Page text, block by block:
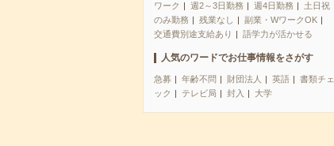
ワーク
週2～3日勤務 週4日勤務
土日祝
のみ勤務
残業なし
副業・WワークOK
交通費別途支給あり
語学力が活かせる
人気のワードでお仕事情報をさがす
急募 年齢不問 財団法人 英語
書類チェ
ック
テレビ局 封入 大学